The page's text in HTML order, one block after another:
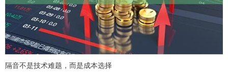
隔音不是技术难题，而是成本选择